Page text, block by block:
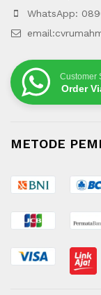
WhatsApp:
Customer
Order
METODE